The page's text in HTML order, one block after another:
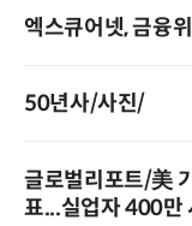
엑스큐어넷, 금융
50년사/사진/
글로벌리포트/美 기업, 메가톤급 구조조정
표...실업자 400만